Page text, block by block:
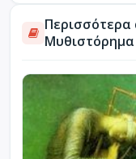
Μυθιστόρημα